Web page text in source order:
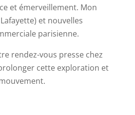
et émerveillement. Mon
et nouvelles
parisienne.
rendez-vous presse chez
cette exploration et